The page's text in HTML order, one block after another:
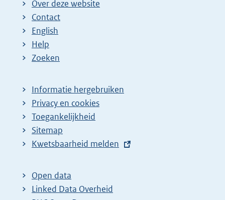
Over deze website
Contact
English
Help
Zoeken
Informatie hergebruiken
Privacy en cookies
Toegankelijkheid
Sitemap
E
t
e
Kwetsbaarheid melden
Open data
Linked Data Overheid